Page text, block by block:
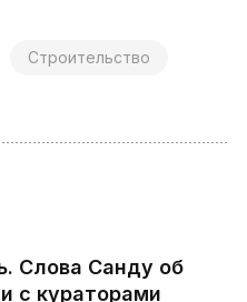
Строительство
Слова Санду об
с кураторами